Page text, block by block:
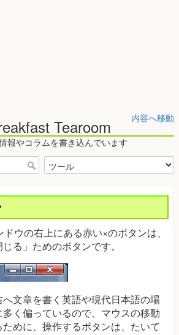
内容へ移動
Tearoom
報やコラムを書き込んでいます
ウの右上にある赤い×のボタンは、
る」ためのボタンです。
へ文章を書く英語や現代日本語の場
く偏っているので、マウスの移動
めに、操作するボタンは、たいて